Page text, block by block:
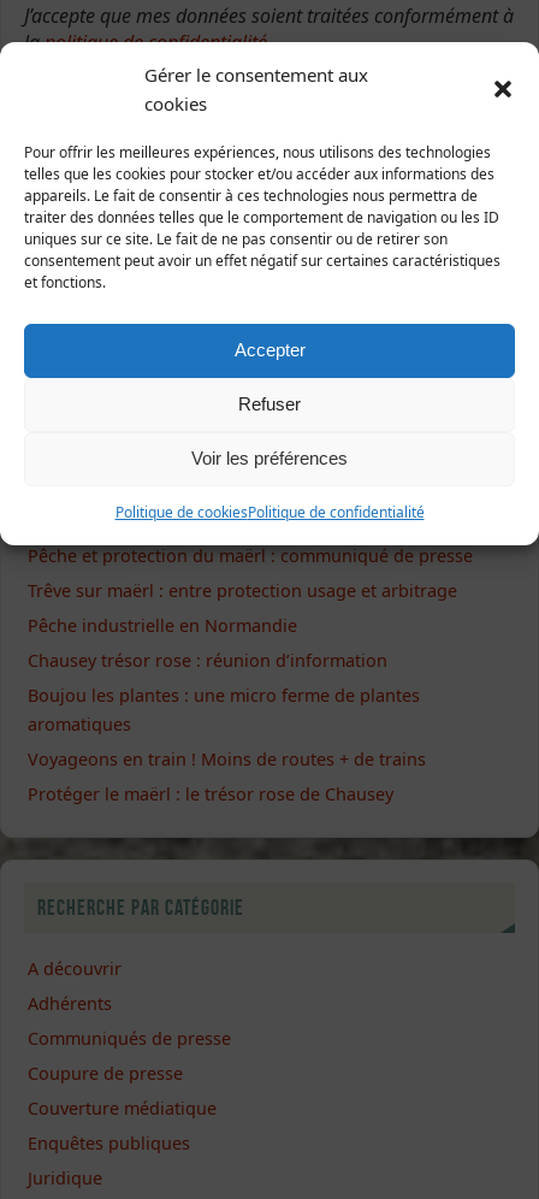
Gérer le consentement aux
cookies
Pour offrir les meilleures expériences, nous utilisons des technologies
telles que les cookies pour stocker et/ou accéder aux informations des
appareils. Le fait de consentir à ces technologies nous permettra de
traiter des données telles que le comportement de navigation ou les ID
uniques sur ce site. Le fait de ne pas consentir ou de retirer son
consentement peut avoir un effet négatif sur certaines caractéristiques
et fonctions.
Accepter
Refuser
Voir les préférences
Politique de cookiesPolitique de confidentialité
J’accepte que mes données soient traitées conformément à
lapolitique de confidentialité.
Ecrivez-nous !
Formulaire de contact
Balade naturaliste à la découverte de la vallée du Lude
Pêche et protection du maërl : communiqué de presse
Trêve sur maërl : entre protection usage et arbitrage
Pêche industrielle en Normandie
Chausey trésor rose : réunion d’information
Boujou les plantes : une micro ferme de plantes
aromatiques
Voyageons en train ! Moins de routes + de trains
Protéger le maërl : le trésor rose de Chausey
Recherche par catégorie
A découvrir
Adhérents
Communiqués de presse
Coupure de presse
Couverture médiatique
Enquêtes publiques
Juridique